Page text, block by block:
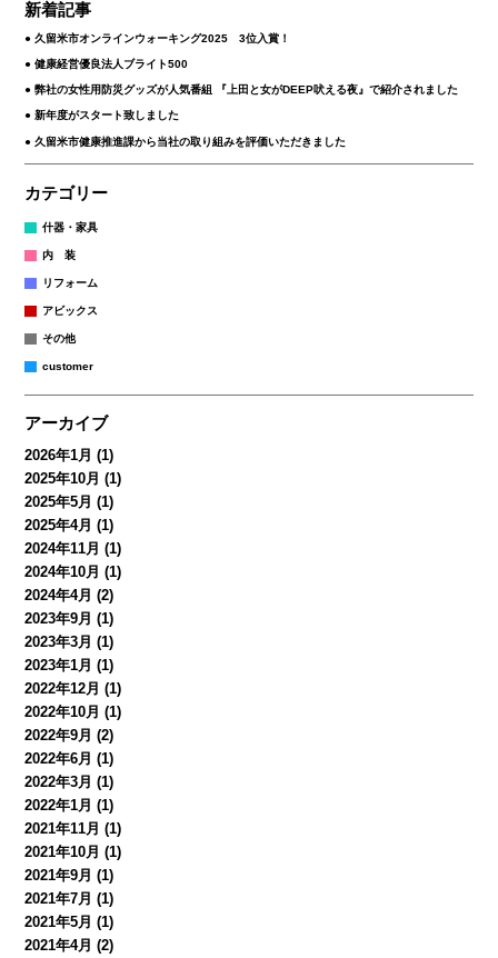
新着記事
久留米市オンラインウォーキング2025 3位入賞！
健康経営優良法人ブライト500
弊社の女性用防災グッズが人気番組 『上田と女がDEEP吠える夜』で紹介されました
新年度がスタート致しました
久留米市健康推進課から当社の取り組みを評価いただきました
カテゴリー
什器・家具
内 装
リフォーム
アビックス
その他
customer
アーカイブ
2026年1月 (1)
2025年10月 (1)
2025年5月 (1)
2025年4月 (1)
2024年11月 (1)
2024年10月 (1)
2024年4月 (2)
2023年9月 (1)
2023年3月 (1)
2023年1月 (1)
2022年12月 (1)
2022年10月 (1)
2022年9月 (2)
2022年6月 (1)
2022年3月 (1)
2022年1月 (1)
2021年11月 (1)
2021年10月 (1)
2021年9月 (1)
2021年7月 (1)
2021年5月 (1)
2021年4月 (2)